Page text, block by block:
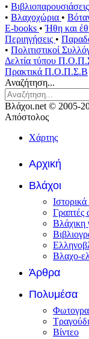
• Βιβλιοπαρουσιάσεις
• Βλαχοχώρια •
E-books •Ήθη και
Περιηγήσεις •
• Πολιτιστικοί
Δελτία τύπου
Πρακτικά Π.Ο.Π.Σ.Β
Αναζήτηση...
Βλάχοι.net © 2005-
Απόστολος
Χάρτης
Αρχική
Βλάχοι
Ιστορικά
Γραπτές
Βλαχο-
Άρθρα
Πολυμέσα
Βίντεο